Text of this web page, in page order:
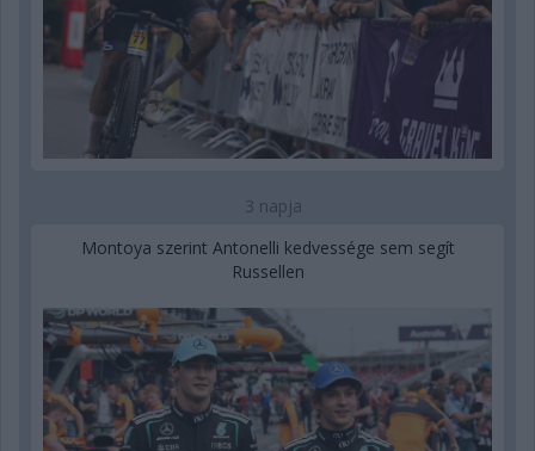
3 napja
Montoya szerint Antonelli kedvessége sem segít
Russellen